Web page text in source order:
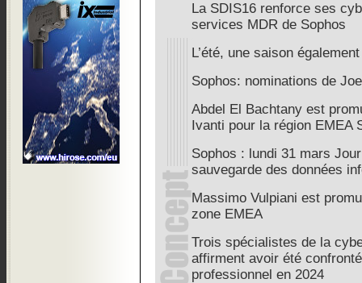
La SDIS16 renforce ses
services MDR de Sophos
L’été, une saison
Sophos: nominations de
Abdel El Bachtany est
Ivanti pour la région EMEA
Sophos : lundi 31 mars
sauvegarde des données
Massimo Vulpiani est
zone EMEA
Trois spécialistes de la
affirment avoir été
professionnel en 2024